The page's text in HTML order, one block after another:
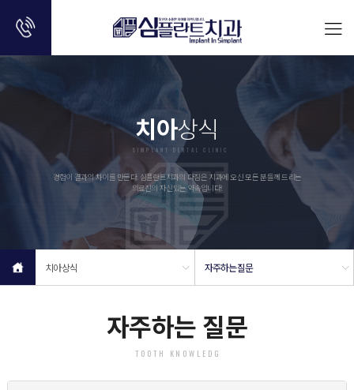
치아상식
SIMPLANT DENTAL CLINIC
경험이 결과의 차이를 만든다. 심플란트치과의 다짐은 치과에 오신 모든 분들께 드리는
의료진의 자신있는 약속입니다!
치아상식 자주하는질문
자주하는 질문
TOOTH KNOWLEDG